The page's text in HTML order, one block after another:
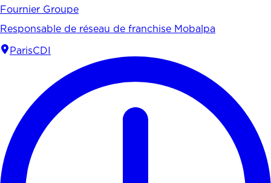
Fournier Groupe
Responsable de réseau de franchise Mobalpa
ParisCDI